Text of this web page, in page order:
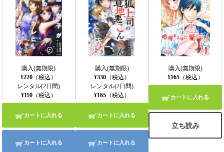
購入(無期限)
¥220 （税込）
レンタル(2日間)
¥110（税込）
カートに入れる
カートに入れる
購入(無期限)
¥330（税込）
レンタル(2日間)
¥165（税込）
カートに入れる
カートに入れる
購入(無期限)
¥165（税込）
カートに入れる
立ち読み